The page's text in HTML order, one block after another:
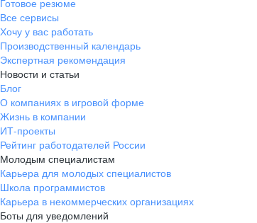
Готовое резюме
Все сервисы
Хочу у вас работать
Производственный календарь
Экспертная рекомендация
Новости и статьи
Блог
О компаниях в игровой форме
Жизнь в компании
ИТ-проекты
Рейтинг работодателей России
Молодым специалистам
Карьера для молодых специалистов
Школа программистов
Карьера в некоммерческих организациях
Боты для уведомлений